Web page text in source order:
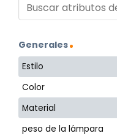
Generales
Estilo
Color
Material
peso de la lámpara